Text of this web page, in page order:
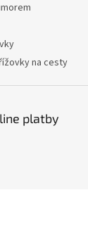
na cesty
platby